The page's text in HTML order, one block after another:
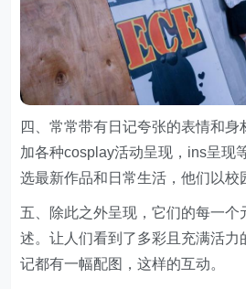
四、常常带有日记夸张的表情和身
加各种cosplay活动呈现，ins呈现
选最新作品和日常生活，他们以校
五、除此之外呈现，它们的每一个
述。让人们看到了多彩且充满活力
记都有一幅配图，这样的互动。